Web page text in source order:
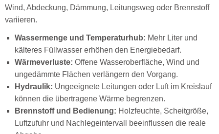
Wind, Abdeckung, Dämmung, Leitungsweg oder Brennstoff
variieren.
Wassermenge und Temperaturhub: Mehr Liter und
kälteres Füllwasser erhöhen den Energiebedarf.
Wärmeverluste: Offene Wasseroberfläche, Wind und
ungedämmte Flächen verlängern den Vorgang.
Hydraulik: Ungeeignete Leitungen oder Luft im Kreislauf
können die übertragene Wärme begrenzen.
Brennstoff und Bedienung: Holzfeuchte, Scheitgröße,
Luftzufuhr und Nachlegeintervall beeinflussen die reale